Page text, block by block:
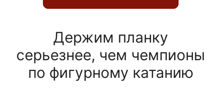
Держим планку
серьезнее, чем чемпионы
по фигурному катанию